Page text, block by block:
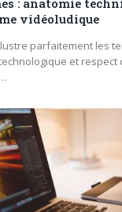
vidéoludique
parfaitement les
et respect